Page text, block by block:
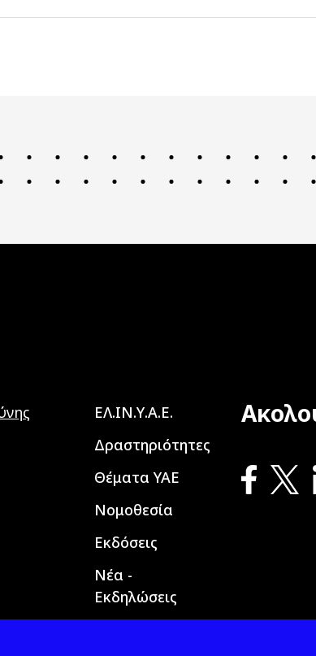
Main navigation
ΕΛ.ΙΝ.Υ.Α.Ε.
Δραστηριότητες
Θέματα ΥΑΕ
Νομοθεσία
Εκδόσεις
Νέα -
Εκδηλώσεις